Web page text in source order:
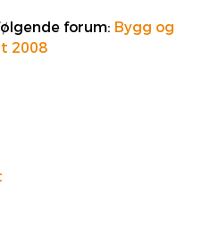
forum: Bygg og
2008